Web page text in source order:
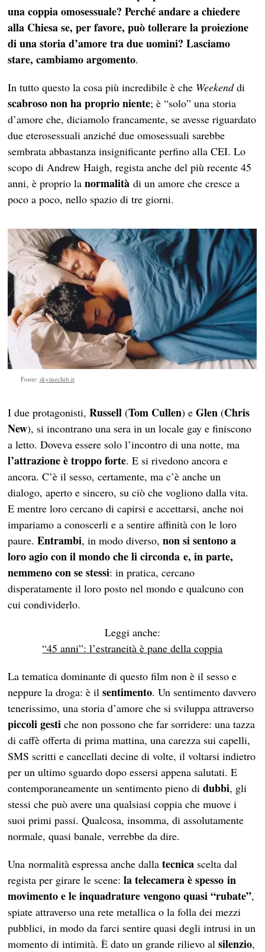
una coppia omosessuale? Perché andare a chiedere
alla Chiesa se, per favore, può tollerare la proiezione
di una storia d’amore tra due uomini? Lasciamo
stare, cambiamo argomento.
In tutto questo la cosa più incredibile è che Weekenddi
scabroso non ha proprio niente; è “solo” una storia
d’amore che, diciamolo francamente, se avesse riguardato
due eterosessuali anziché due omosessuali sarebbe
sembrata abbastanza insignificante perfino alla CEI. Lo
scopo di Andrew Haigh, regista anche del più recente 45
anni, è proprio lanormalitàdi un amore che cresce a
poco a poco, nello spazio di tre giorni.
Fonte: skyineclub.it
I due protagonisti,Russell (Tom Cullen) eGlen (Chris
New), si incontrano una sera in un locale gay e finiscono
a letto. Doveva essere solo l’incontro di una notte, ma
l’attrazione è troppo forte. E si rivedono ancora e
ancora. C’è il sesso, certamente, ma c’è anche un
dialogo, aperto e sincero, su ciò che vogliono dalla vita.
E mentre loro cercano di capirsi e accettarsi, anche noi
impariamo a conoscerli e a sentire affinità con le loro
paure.Entrambi, in modo diverso,non si sentono a
loro agio con il mondo che li circonda e, in parte,
nemmeno con se stessi: in pratica, cercano
disperatamente il loro posto nel mondo e qualcuno con
cui condividerlo.
Leggi anche:
“45 anni”: l’estraneità è pane della coppia
La tematica dominante di questo film non è il sesso e
neppure la droga: è ilsentimento. Un sentimento davvero
tenerissimo, una storia d’amore che si sviluppa attraverso
piccoli gesti che non possono che far sorridere: una tazza
di caffè offerta di prima mattina, una carezza sui capelli,
SMS scritti e cancellati decine di volte, il voltarsi indietro
per un ultimo sguardo dopo essersi appena salutati. E
contemporaneamente un sentimento pieno didubbi, gli
stessi che può avere una qualsiasi coppia che muove i
suoi primi passi. Qualcosa, insomma, di assolutamente
normale, quasi banale, verrebbe da dire.
Una normalità espressa anche dallatecnica scelta dal
regista per girare le scene:la telecamera è spesso in
movimento e le inquadrature vengono quasi “rubate”,
spiate attraverso una rete metallica o la folla dei mezzi
pubblici, in modo da farci sentire quasi degli intrusi in un
momento di intimità. È dato un grande rilievo alsilenzio,